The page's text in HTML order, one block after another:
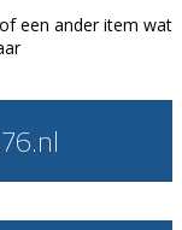
een ander item wat